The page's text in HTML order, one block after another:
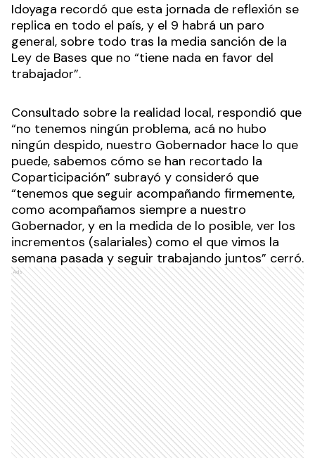
Idoyaga recordó que esta jornada de reflexión se
replica en todo el país, y el 9 habrá un paro
general, sobre todo tras la media sanción de la
Ley de Bases que no “tiene nada en favor del
trabajador”.
Consultado sobre la realidad local, respondió que
“no tenemos ningún problema, acá no hubo
ningún despido, nuestro Gobernador hace lo que
puede, sabemos cómo se han recortado la
Coparticipación” subrayó y consideró que
“tenemos que seguir acompañando firmemente,
como acompañamos siempre a nuestro
Gobernador, y en la medida de lo posible, ver los
incrementos (salariales) como el que vimos la
semana pasada y seguir trabajando juntos” cerró.
Ads